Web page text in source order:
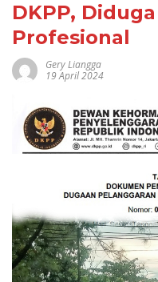
DKPP,
Profesional
Gery Liangga
19 April 2024